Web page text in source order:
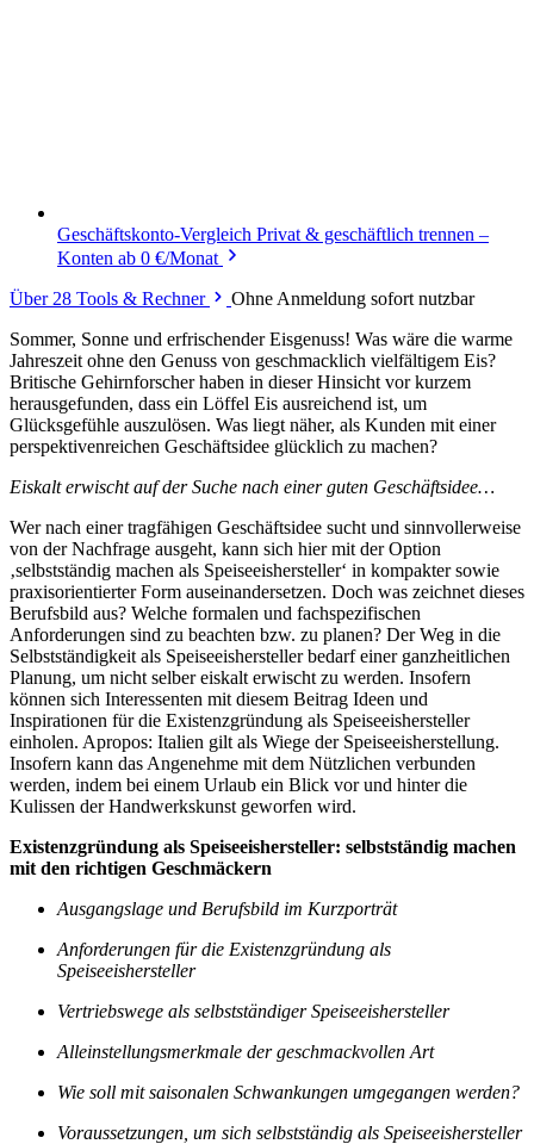
Geschäftskonto-Vergleich Privat & geschäftlich trennen –
Konten ab 0 €/Monat
Über 28 Tools & Rechner
Ohne Anmeldung sofort nutzbar
Sommer, Sonne und erfrischender Eisgenuss! Was wäre die warme
Jahreszeit ohne den Genuss von geschmacklich vielfältigem Eis?
Britische Gehirnforscher haben in dieser Hinsicht vor kurzem
herausgefunden, dass ein Löffel Eis ausreichend ist, um
Glücksgefühle auszulösen. Was liegt näher, als Kunden mit einer
perspektivenreichen Geschäftsidee glücklich zu machen?
Eiskalt erwischt auf der Suche nach einer guten Geschäftsidee…
Wer nach einer tragfähigen Geschäftsidee sucht und sinnvollerweise
von der Nachfrage ausgeht, kann sich hier mit der Option
‚selbstständig machen als Speiseeishersteller‘ in kompakter sowie
praxisorientierter Form auseinandersetzen. Doch was zeichnet dieses
Berufsbild aus? Welche formalen und fachspezifischen
Anforderungen sind zu beachten bzw. zu planen? Der Weg in die
Selbstständigkeit als Speiseeishersteller bedarf einer ganzheitlichen
Planung, um nicht selber eiskalt erwischt zu werden. Insofern
können sich Interessenten mit diesem Beitrag Ideen und
Inspirationen für die Existenzgründung als Speiseeishersteller
einholen. Apropos: Italien gilt als Wiege der Speiseeisherstellung.
Insofern kann das Angenehme mit dem Nützlichen verbunden
werden, indem bei einem Urlaub ein Blick vor und hinter die
Kulissen der Handwerkskunst geworfen wird.
Existenzgründung als Speiseeishersteller: selbstständig machen
mit den richtigen Geschmäckern
Ausgangslage und Berufsbild im Kurzporträt
Anforderungen für die Existenzgründung als
Speiseeishersteller
Vertriebswege als selbstständiger Speiseeishersteller
Alleinstellungsmerkmale der geschmackvollen Art
Wie soll mit saisonalen Schwankungen umgegangen werden?
Voraussetzungen, um sich selbstständig als Speiseeishersteller